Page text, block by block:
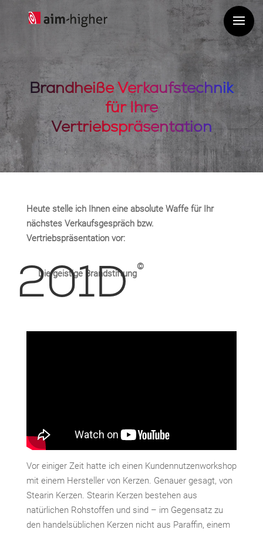
Brandheiße Verkaufstechnik
für Ihre
Vertriebspräsentation
Heute stelle ich Ihnen eine absolute Waffe für Ihr
nächstes Verkaufsgespräch bzw.
Vertriebspräsentation vor:
Die geistige Brandstiftung
©
Vor einiger Zeit hatte ich einen Kundennutzenworkshop
mit einem Hersteller von Kerzen. Genauer gesagt, von
Stearin Kerzen. Stearin Kerzen bestehen aus
natürlichen Rohstoffen und sind – im Gegensatz zu
den handelsüblichen Kerzen nicht aus Paraffin, einem